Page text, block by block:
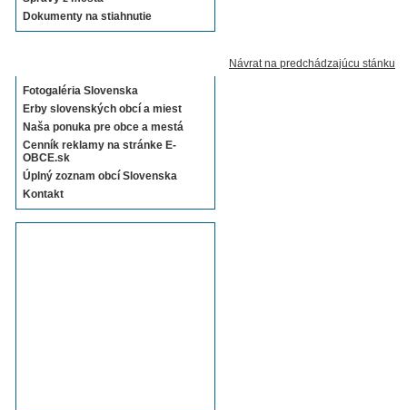
Dokumenty na stiahnutie
Fotogaléria Slovenska
Erby slovenských obcí a miest
Naša ponuka pre obce a mestá
Cenník reklamy na stránke E-
OBCE.sk
Úplný zoznam obcí Slovenska
Kontakt
Návrat na predchádzajúcu stánku